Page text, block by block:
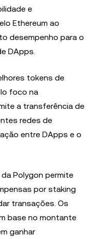
e
Ethereum ao
desempenho para o
DApps.
tokens de
foco na
a transferência de
redes de
entre DApps e o
Polygon permite
por staking
transações. Os
base no montante
ganhar